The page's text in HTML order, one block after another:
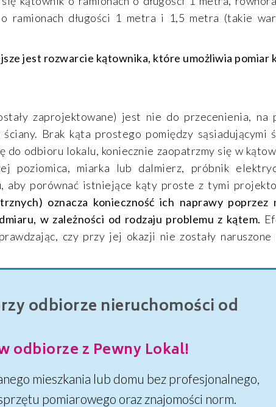
długości 1 metra i 1,5 metra (takie
jest rozwarcie kątownika, które umożliwia pomiar
zaprojektowane) jest nie do przecenienia, na
Brak kąta prostego pomiędzy sąsiadującymi
do odbioru lokalu, koniecznie zaopatrzmy się w
poziomica, miarka lub dalmierz, próbnik
aby porównać istniejące kąty proste z tymi
oznacza konieczność ich naprawy poprzez
w zależności od rodzaju problemu z kątem.
czy przy jej okazji nie zostały naruszone
odbiorze nieruchomości od
odbiorze z Pewny Lokal!
mieszkania lub domu bez profesjonalnego,
pomiarowego oraz znajomości norm.